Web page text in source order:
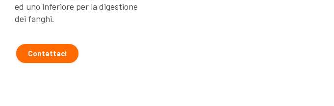
ed uno inferiore per la digestione
dei fanghi.
Contattaci